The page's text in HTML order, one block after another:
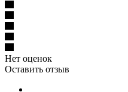
Нет оценок
Оставить отзыв